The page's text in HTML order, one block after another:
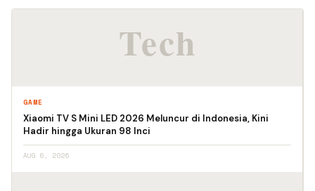
GAME
Xiaomi TV S Mini LED 2026 Meluncur di Indonesia, Kini
Hadir hingga Ukuran 98 Inci
AUG 6, 2026